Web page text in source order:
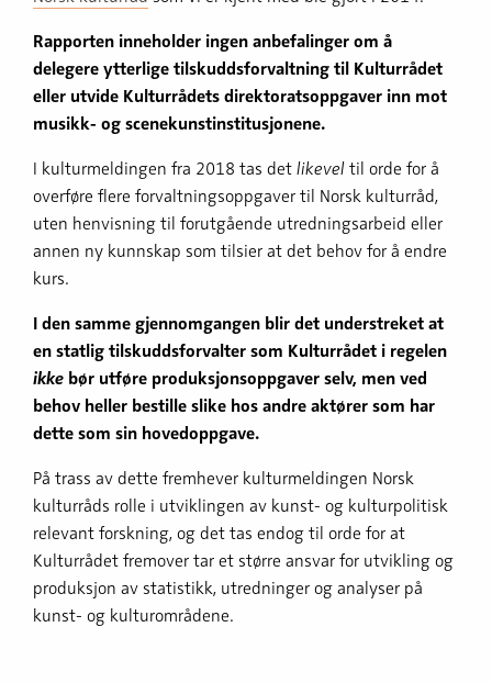
Rapporten inneholder ingen anbefalinger om å
delegere ytterlige tilskuddsforvaltning til Kulturrådet
eller utvide Kulturrådets direktoratsoppgaver inn mot
musikk- og scenekunstinstitusjonene.
I kulturmeldingen fra 2018 tas det likevel til orde for å
overføre flere forvaltningsoppgaver til Norsk kulturråd,
uten henvisning til forutgående utredningsarbeid eller
annen ny kunnskap som tilsier at det behov for å endre
kurs.
I den samme gjennomgangen blir det understreket at
en statlig tilskuddsforvalter som Kulturrådet i regelen
ikke bør utføre produksjonsoppgaver selv, men ved
behov heller bestille slike hos andre aktører som har
dette som sin hovedoppgave.
På trass av dette fremhever kulturmeldingen Norsk
kulturråds rolle i utviklingen av kunst- og kulturpolitisk
relevant forskning, og det tas endog til orde for at
Kulturrådet fremover tar et større ansvar for utvikling og
produksjon av statistikk, utredninger og analyser på
kunst- og kulturområdene.